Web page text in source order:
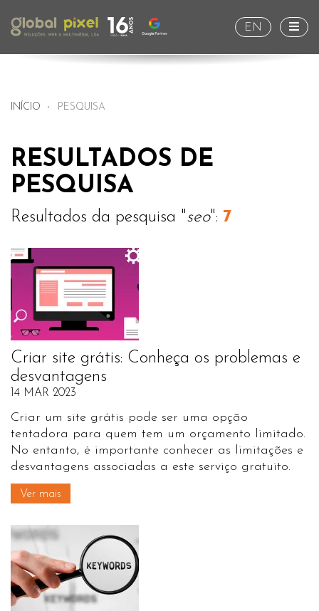
EN
INÍCIO PESQUISA
RESULTADOS DE
PESQUISA
Resultados da pesquisa "seo": 7
Criar site grátis: Conheça os problemas e
desvantagens
14 MAR 2023
Criar um site grátis pode ser uma opção
tentadora para quem tem um orçamento limitado.
No entanto, é importante conhecer as limitações e
desvantagens associadas a este serviço gratuito.
Ver mais